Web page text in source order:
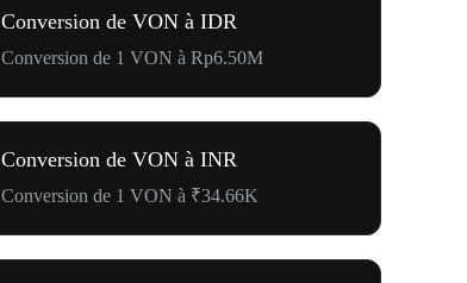
Conversion de VON à IDR
Conversion de 1 VON à Rp6.50M
Conversion de VON à INR
Conversion de 1 VON à ₹34.66K